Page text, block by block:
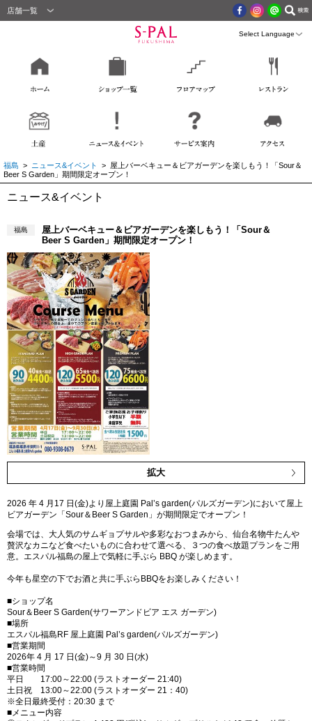
店舗一覧
福島 > ニュース&イベント
> 屋上バーベキュー＆ビアガーデンを楽しもう！「Sour＆
Beer S Garden」期間限定オープン！
ニュース&イベント
福島
屋上バーベキュー＆ビアガーデンを楽しもう！「Sour＆
Beer S Garden」期間限定オープン！
拡大
2026 年 4 月17 日(金)より屋上庭園 Pal’s garden(パルズガーデン)において屋上
ビアガーデン「Sour＆Beer S Garden」が期間限定でオープン！
会場では、大人気のサムギョプサルや多彩なおつまみから、仙台名物牛たんや
贅沢なカニなど食べたいものに合わせて選べる、３つの食べ放題プランをご用
意。エスパル福島の屋上で気軽に手ぶら BBQ が楽しめます。
今年も星空の下でお酒と共に手ぶらBBQをお楽しみください！
■ショップ名
Sour＆Beer S Garden(サワーアンドビア エス ガーデン)
■場所
エスパル福島RF 屋上庭園 Pal’s garden(パルズガーデン)
■営業期間
2026年 4 月 17 日(金)～9 月 30 日(水)
■営業時間
平日 17:00～22:00 (ラストオーダー 21:40)
土日祝 13:00～22:00 (ラストオーダー 21：40)
※全日最終受付：20:30 まで
■メニュー内容